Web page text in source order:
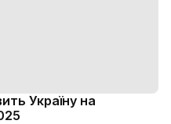
Україну на